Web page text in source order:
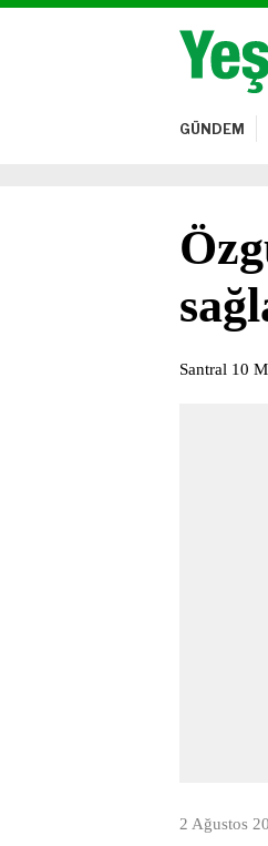
GÜNDEM
Santral 10
2 Ağustos